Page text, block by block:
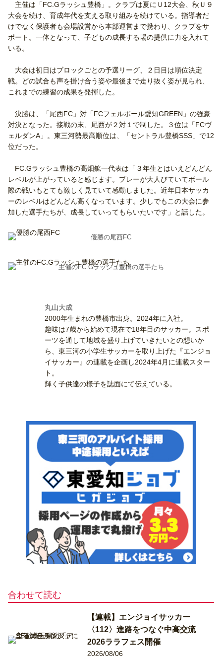
主催は「FC.Gラッシュ豊橋」。クラブは夏にＵ12大会、秋Ｕ９
大会を続け、育成年代を支える取り組みを続けている。指導者だ
けでなく保護者も会場設営から本部運営まで携わり、クラブをサ
ポート。一体となって、子どもの成長する場の提供に力を入れて
いる。
大会は初日はブロックごとの予選リーグ、２日目は順位決定
戦。どの試合も声を掛け合う姿や最後まで走り抜く姿が見られ、
これまでの練習の成果を発揮した。
決勝は、「尾西FC」対「FCフェルボール愛知GREEN」の強豪
対決となった。接戦の末、尾西が２対１で制した。３位は「FCヴ
ェルダンA」。東三河勢最高順位は、「セントラル豊橋SSS」で12
位だった。
FC.Gラッシュ豊橋の髙畑鉱一代表は「３年生とはいえどんどん
レベルが上がっていると感じます。プレーが大人びていてボール
際の戦いもとても激しく見ていて感動しました。近年日本サッカ
ーのレベルはどんどん高くなっています。少しでもこの大会に参
加した選手たちが、成長していってもらいたいです」と話した。
優勝の尾西FC
主催のFC.Gラッシュ豊橋の選手たち
丸山大成
2000年生まれの豊橋市出身。2024年に入社。
趣味は7歳から始めて現在で18年目のサッカー。スポ
ーツを通して地域を盛り上げていきたいとの想いか
ら、東三河の小学生サッカーを取り上げた『エンジョ
イサッカー』の連載を企画し2024年4月に連載スター
ト。
輝く子供達の様子を誌面にて伝えている。
合わせて読む
【連載】エンジョイサッカー
〈112〉進路をつなぐ中高交流
2026ララフェス開催
2026/08/06